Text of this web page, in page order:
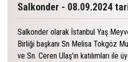
Salkonder - 08.09.2024
Salkonder olarak İstanbul Yaş
Birliği başkanı Sn Melisa Tokgöz
ve Sn. Ceren Ulaş'ın katılımları ile